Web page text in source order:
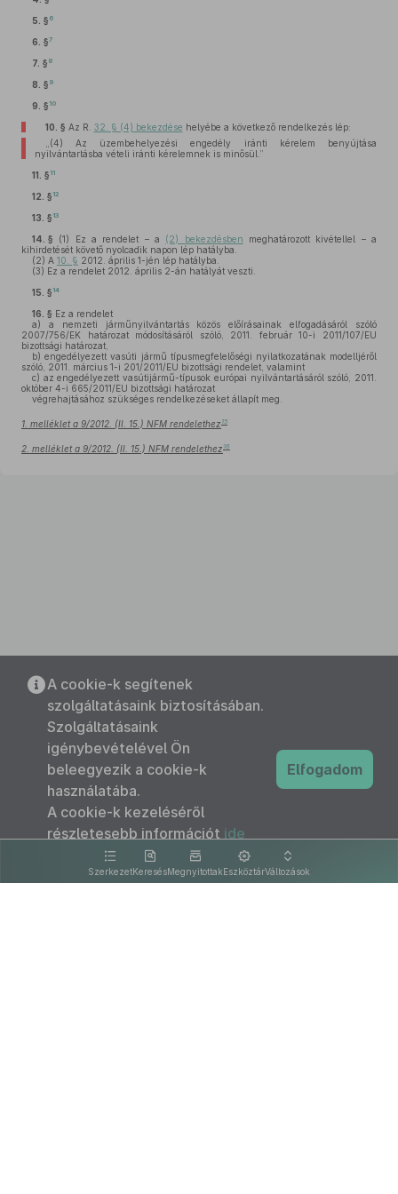
5. § 6
6. §7
7. § 8
8. § 9
9. § 10
10. § Az R. 32. § (4) bekezdése helyébe a következő rendelkezés lép:
„(4) Az üzembehelyezési engedély iránti kérelem benyújtása
nyilvántartásba vételi iránti kérelemnek is minősül.”
11. § 11
12. § 12
13. § 13
14. § (1) Ez a rendelet – a (2) bekezdésben meghatározott kivétellel – a
kihirdetését követő nyolcadik napon lép hatályba.
(2) A 10. § 2012. április 1-jén lép hatályba.
(3) Ez a rendelet 2012. április 2-án hatályát veszti.
15. § 14
16. § Ez a rendelet
a) a nemzeti járműnyilvántartás közös előírásainak elfogadásáról szóló
2007/756/EK határozat módosításáról szóló, 2011. február 10-i 2011/107/EU
bizottsági határozat,
b) engedélyezett vasúti jármű típusmegfelelőségi nyilatkozatának modelljéről
szóló, 2011. március 1-i 201/2011/EU bizottsági rendelet, valamint
c) az engedélyezett vasútijármű-típusok európai nyilvántartásáról szóló, 2011.
október 4-i 665/2011/EU bizottsági határozat
végrehajtásához szükséges rendelkezéseket állapít meg.
1. melléklet a 9/2012. (II. 15.) NFM rendelethez 15
2. melléklet a 9/2012. (II. 15.) NFM rendelethez 16
SzerkezetKeresésMegnyitottakEszköztárVáltozások
A cookie-k segítenek
szolgáltatásaink biztosításában.
Szolgáltatásaink
igénybevételével Ön
beleegyezik a cookie-k
használatába.
A cookie-k kezeléséről
részletesebb információt ide
kattintva olvashat.
Elfogadom